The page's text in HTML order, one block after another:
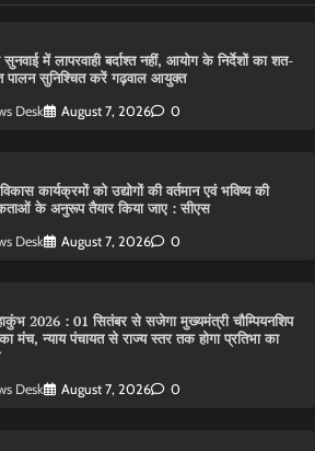
सुनवाई में लापरवाही बर्दाश्त नहीं, आयोग के निर्देशों का शत-
पालन सुनिश्चित करें गढ़वाल आयुक्त
Desk August 7, 2026 0
कार्यक्रमों को उद्योगों की वर्तमान एवं भविष्य की
के अनुरूप तैयार किया जाए : सीएस
Desk August 7, 2026 0
2026 : 01 सितंबर से सजेगा मुख्यमंत्री चौम्पियनशिप
मंच, न्याय पंचायत से राज्य स्तर तक होगा प्रतिभा का
Desk August 7, 2026 0